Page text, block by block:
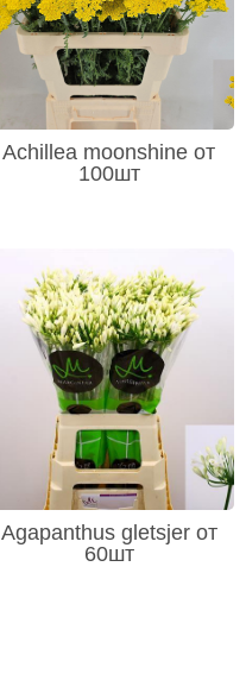
Achillea moonshine от
100шт
Agapanthus gletsjer от
60шт